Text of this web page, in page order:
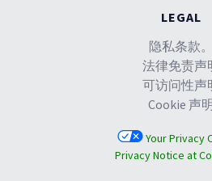
LEGAL
隐私条款。
法律免责声
可访问性声
Cookie 声
Your Privacy
Privacy Notice at